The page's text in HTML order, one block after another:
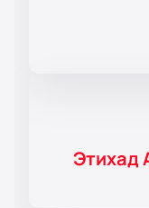
Этихад